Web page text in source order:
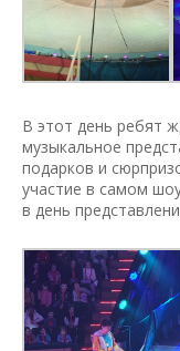
В этот день ребят
музыкальное
подарков и
участие в самом
в день